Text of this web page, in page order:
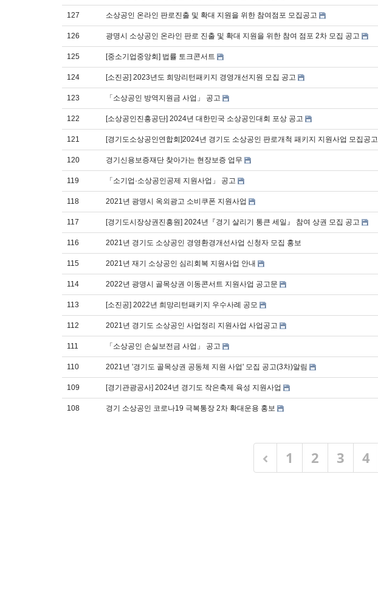
127 소상공인 온라인 판로진출 및 확대 지원을 위한 참여점포 모집공고
126 광명시 소상공인 온라인 판로 진출 및 확대 지원을 위한 참여 점포 2차 모집 공고
125 [중소기업중앙회] 법률 토크콘서트
124 [소진공] 2023년도 희망리턴패키지 경영개선지원 모집 공고
123 「소상공인 방역지원금 사업」 공고
122 [소상공인진흥공단] 2024년 대한민국 소상공인대회 포상 공고
121 [경기도소상공인연합회]2024년 경기도 소상공인 판로개척 패키지 지원사업 모집공고
120 경기신용보증재단 찾아가는 현장보증 업무
119 「소기업·소상공인공제 지원사업」 공고
118 2021년 광명시 옥외광고 소비쿠폰 지원사업
117 [경기도시장상권진흥원] 2024년『경기 살리기 통큰 세일』 참여 상권 모집 공고
116 2021년 경기도 소상공인 경영환경개선사업 신청자 모집 홍보
115 2021년 재기 소상공인 심리회복 지원사업 안내
114 2022년 광명시 골목상권 이동콘서트 지원사업 공고문
113 [소진공] 2022년 희망리턴패키지 우수사례 공모
112 2021년 경기도 소상공인 사업정리 지원사업 사업공고
111 「소상공인 손실보전금 사업」 공고
110 2021년 '경기도 골목상권 공동체 지원 사업' 모집 공고(3차)알림
109 [경기관광공사] 2024년 경기도 작은축제 육성 지원사업
108 경기 소상공인 코로나19 극복통장 2차 확대운용 홍보
1 2 3 4